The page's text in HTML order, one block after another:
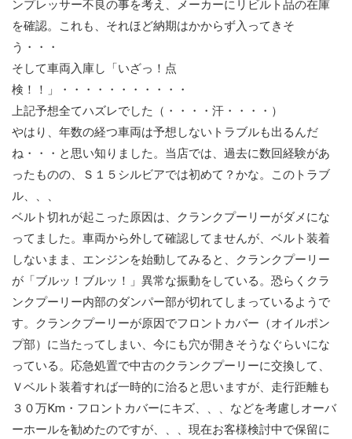
ンプレッサー不良の事を考え、メーカーにリビルト品の在庫
を確認。これも、それほど納期はかからず入ってきそ
う・・・
そして車両入庫し「いざっ！点
検！！」・・・・・・・・・・・
上記予想全てハズレでした（・・・・汗・・・・）
やはり、年数の経つ車両は予想しないトラブルも出るんだ
ね・・・と思い知りました。当店では、過去に数回経験があ
ったものの、Ｓ１５シルビアでは初めて？かな。このトラブ
ル、、、
ベルト切れが起こった原因は、クランクプーリーがダメにな
ってました。車両から外して確認してませんが、ベルト装着
しないまま、エンジンを始動してみると、クランクプーリー
が「ブルッ！ブルッ！」異常な振動をしている。恐らくクラ
ンクプーリー内部のダンパー部が切れてしまっているようで
す。クランクプーリーが原因でフロントカバー（オイルポン
プ部）に当たってしまい、今にも穴が開きそうなぐらいにな
っている。応急処置で中古のクランクプーリーに交換して、
Ｖベルト装着すれば一時的に治ると思いますが、走行距離も
３０万Km・フロントカバーにキズ、、、などを考慮しオーバ
ーホールを勧めたのですが、、、現在お客様検討中で保留に